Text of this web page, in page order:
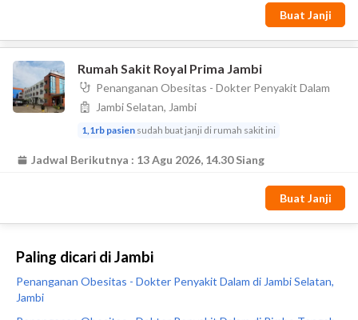
Paling dicari di Jambi
Penanganan Obesitas - Dokter Penyakit Dalam di Jambi Selatan,
Jambi